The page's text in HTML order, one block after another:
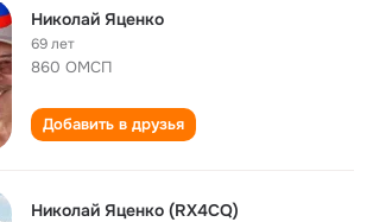
Николай Яценко
69 лет
860 ОМСП
Добавить в друзья
Николай Яценко (RX4CQ)